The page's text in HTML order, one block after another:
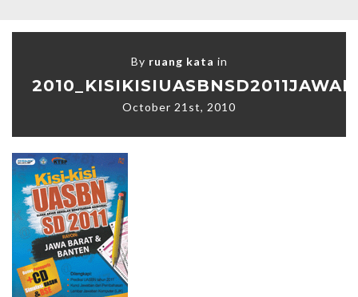
By ruang kata in
October 21st, 2010